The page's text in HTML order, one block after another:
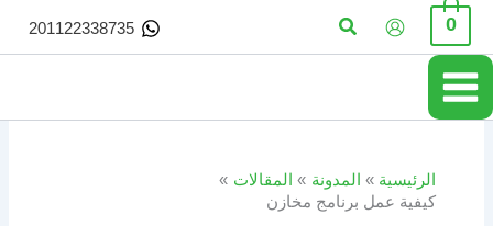
تخطي
المحتوى
0 البحث 201122338735
الرئيسية المدونة
المقالات
كيفية عمل برنامج مخازن